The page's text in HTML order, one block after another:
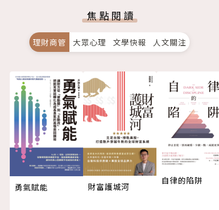
焦點閱讀
理財商管 大眾心理 文學快報 人文關注
勇氣賦能 財富護城河
自律的陷阱